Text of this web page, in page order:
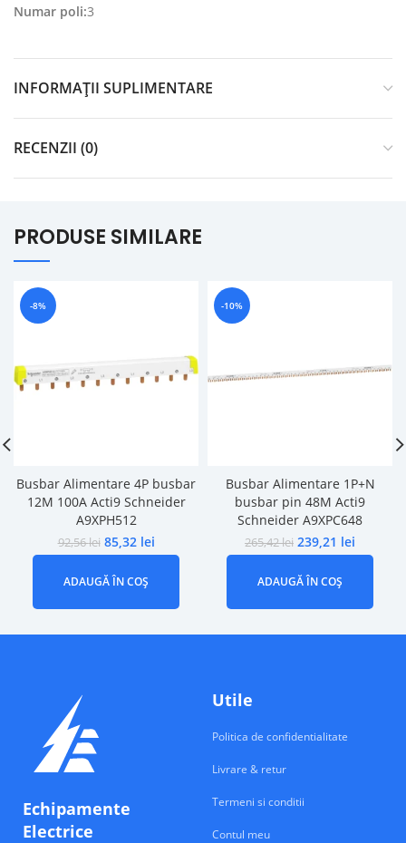
Numar poli:3
INFORMAȚII SUPLIMENTARE
RECENZII (0)
PRODUSE SIMILARE
-8%
Busbar Alimentare 4P busbar
12M 100A Acti9 Schneider
A9XPH512
92,56lei 85,32 lei
ADAUGĂ ÎN COȘ
-10%
Busbar Alimentare 1P+N
busbar pin 48M Acti9
Schneider A9XPC648
265,42lei 239,21 lei
ADAUGĂ ÎN COȘ
Echipamente
Electrice
Utile
Politica de confidentialitate
Livrare & retur
Termeni si conditii
Contul meu